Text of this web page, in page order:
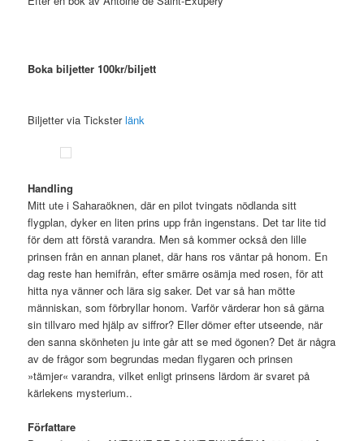
Boka biljetter 100kr/biljett
Biljetter via Ticksterlänk
Handling
Mitt ute i Saharaöknen, där en pilot tvingats nödlanda sitt
flygplan, dyker en liten prins upp från ingenstans. Det tar lite tid
för dem att förstå varandra. Men så kommer också den lille
prinsen från en annan planet, där hans ros väntar på honom. En
dag reste han hemifrån, efter smärre osämja med rosen, för att
hitta nya vänner och lära sig saker. Det var så han mötte
människan, som förbryllar honom. Varför värderar hon så gärna
sin tillvaro med hjälp av siffror? Eller dömer efter utseende, när
den sanna skönheten ju inte går att se med ögonen? Det är några
av de frågor som begrundas medan flygaren och prinsen
»tämjer« varandra, vilket enligt prinsens lärdom är svaret på
kärlekens mysterium..
Författare